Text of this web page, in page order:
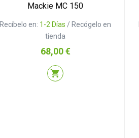
Mackie MC 150
Recíbelo en: 1-2 Días / Recógelo en
tienda
Precio
68,00 €
shopping_cart